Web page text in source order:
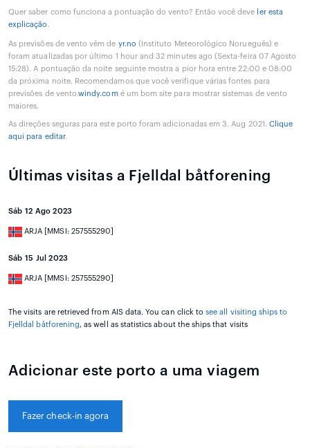
Quer saber como funciona a pontuação do vento? Então você deve
ler esta
explicação .
As previsões de vento vêm de yr.no (Instituto Meteorológico Norueguês) e
foram atualizadas por último 1 hour and 32 minutes ago (Sexta-feira 07 Agosto
15:28). A pontuação da noite seguinte mostra a pior hora entre 22:00 e 08:00
da próxima noite. Recomendamos que você verifique várias fontes para
previsões de vento.windy.comé um bom site para mostrar sistemas de vento
maiores.
As direções seguras para este porto foram adicionadas em 3. Aug 2021. Clique
aqui para editar.
Últimas visitas a Fjelldal båtforening
Sáb 12 Ago 2023
ARJA [MMSI: 257555290]
Sáb 15 Jul 2023
ARJA [MMSI: 257555290]
The visits are retrieved from AIS data. You can click tosee all visiting ships to
Fjelldal båtforening, as well as statistics about the ships that visits
Adicionar este porto a uma viagem
Fazer check-in agora